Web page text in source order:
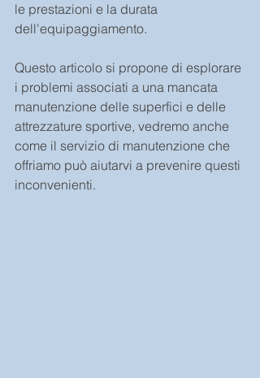
le prestazioni e la durata
dell'equipaggiamento.
Questo articolo si propone di esplorare
i problemi associati a una mancata
manutenzione delle superfici e delle
attrezzature sportive, vedremo anche
come il servizio di manutenzione che
offriamo può aiutarvi a prevenire questi
inconvenienti.